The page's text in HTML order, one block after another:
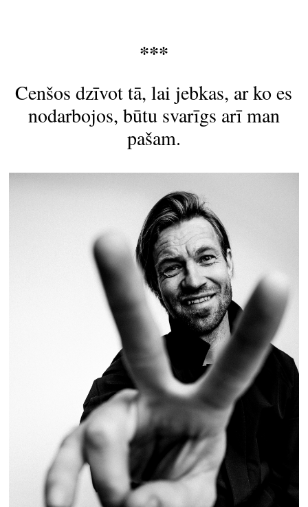
***
Cenšos dzīvot tā, lai jebkas, ar ko es
nodarbojos, būtu svarīgs arī man
pašam.